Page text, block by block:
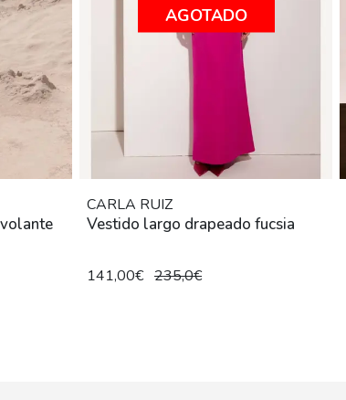
AGOTADO
CARLA RUIZ
Vestido largo drapeado fucsia
141,00€ 235,0€